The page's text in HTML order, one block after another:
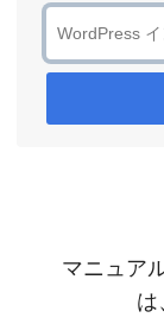
マニュア
は